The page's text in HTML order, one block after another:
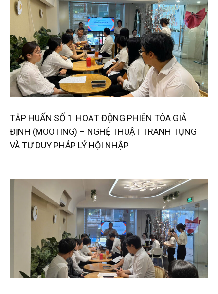
TẬP HUẤN SỐ 1: HOẠT ĐỘNG PHIÊN TÒA GIẢ
ĐỊNH (MOOTING) – NGHỆ THUẬT TRANH TỤNG
VÀ TƯ DUY PHÁP LÝ HỘI NHẬP